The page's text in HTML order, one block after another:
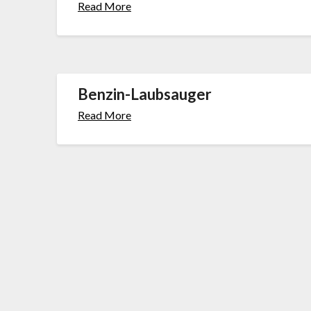
Read More
Benzin-Laubsauger
Read More